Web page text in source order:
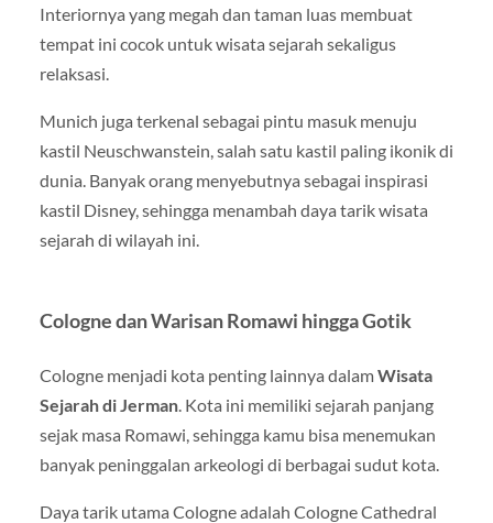
Interiornya yang megah dan taman luas membuat
tempat ini cocok untuk wisata sejarah sekaligus
relaksasi.
Munich juga terkenal sebagai pintu masuk menuju
kastil Neuschwanstein, salah satu kastil paling ikonik di
dunia. Banyak orang menyebutnya sebagai inspirasi
kastil Disney, sehingga menambah daya tarik wisata
sejarah di wilayah ini.
Cologne dan Warisan Romawi hingga Gotik
Colognemenjadi kota penting lainnya dalamWisata
Sejarah di Jerman. Kota ini memiliki sejarah panjang
sejak masa Romawi, sehingga kamu bisa menemukan
banyak peninggalan arkeologi di berbagai sudut kota.
Daya tarik utama Cologne adalah Cologne Cathedral